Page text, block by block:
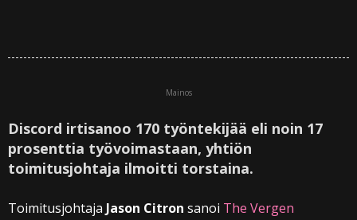
Mainos
Discord irtisanoo 170 työntekijää eli noin 17
prosenttia työvoimastaan, yhtiön
toimitusjohtaja ilmoitti torstaina.
Toimitusjohtaja Jason Citron sanoi The Vergen